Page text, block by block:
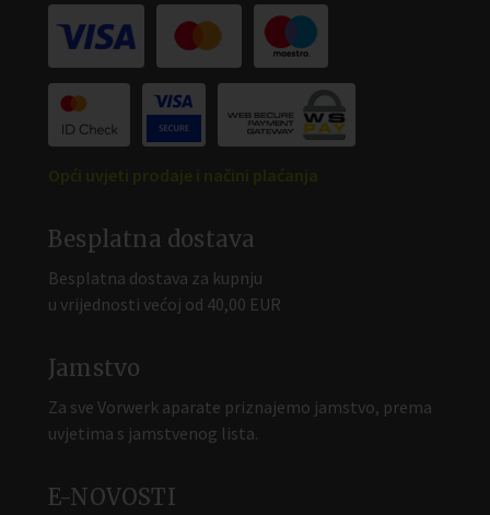
Besplatna dostava
Besplatna dostava za kupnju
u vrijednosti većoj od 40,00 EUR
Jamstvo
Za sve Vorwerk aparate priznajemo jamstvo, prema
uvjetima s jamstvenog lista.
E-NOVOSTI